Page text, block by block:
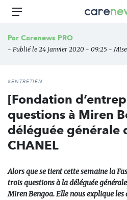
Aller
principal
Carenews,
des
Menu
Par Carenews PRO
- Publié le 24 janvier 2020 - 09:25 -
#ENTRETIEN
[Fondation
questions à Miren
déléguée générale
CHANEL
Alors que se tient cette semaine la
trois questions à la déléguée
Miren Bengoa. Elle nous explique